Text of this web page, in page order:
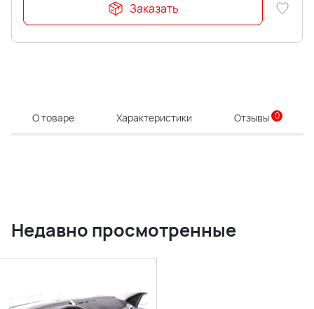
Заказать
О товаре Характеристики Отзывы 0
Недавно просмотренные